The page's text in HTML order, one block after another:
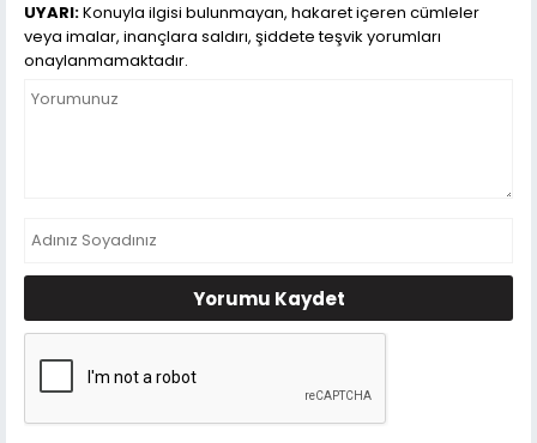
UYARI:Konuyla ilgisi bulunmayan, hakaret içeren cümleler
veya imalar, inançlara saldırı, şiddete teşvik yorumları
onaylanmamaktadır.
Yorumu Kaydet